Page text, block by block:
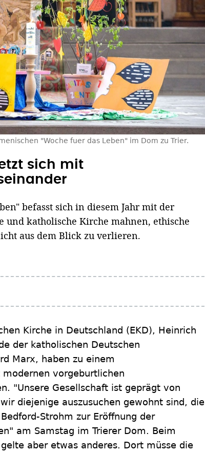
"Woche fuer das Leben" im Dom zu Trier.
sich mit
befasst sich in diesem Jahr mit der
und katholische Kirche mahnen, ethische
aus dem Blick zu verlieren.
Kirche in Deutschland (EKD), Heinrich
der katholischen Deutschen
Marx, haben zu einem
vorgeburtlichen
"Unsere Gesellschaft ist geprägt von
diejenige auszusuchen gewohnt sind, die
Strohm zur Eröffnung der
am Samstag im Trierer Dom. Beim
aber etwas anderes. Dort müsse die